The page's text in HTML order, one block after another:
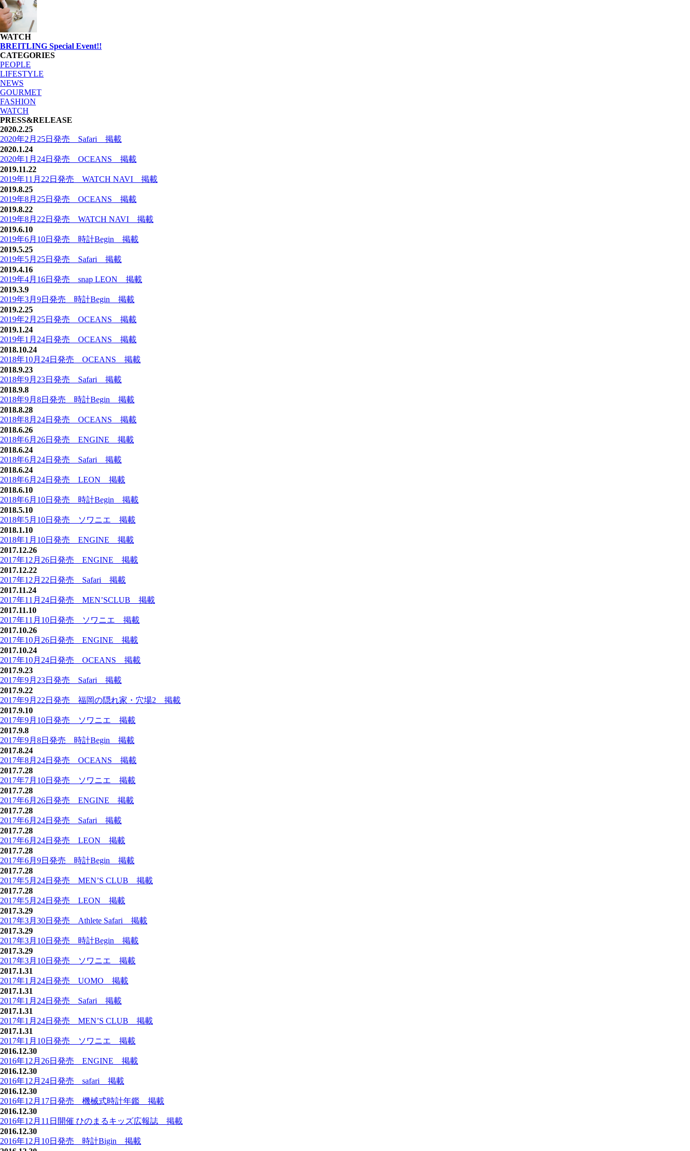
WATCH
BREITLING Special Event!!
CATEGORIES
PEOPLE
LIFESTYLE
NEWS
GOURMET
FASHION
WATCH
PRESS&RELEASE
2020.2.25
2020年2月25日発売 Safari 掲載
2020.1.24
2020年1月24日発売 OCEANS 掲載
2019.11.22
2019年11月22日発売 WATCH NAVI 掲載
2019.8.25
2019年8月25日発売 OCEANS 掲載
2019.8.22
2019年8月22日発売 WATCH NAVI 掲載
2019.6.10
2019年6月10日発売 時計Begin 掲載
2019.5.25
2019年5月25日発売 Safari 掲載
2019.4.16
2019年4月16日発売 snap LEON 掲載
2019.3.9
2019年3月9日発売 時計Begin 掲載
2019.2.25
2019年2月25日発売 OCEANS 掲載
2019.1.24
2019年1月24日発売 OCEANS 掲載
2018.10.24
2018年10月24日発売 OCEANS 掲載
2018.9.23
2018年9月23日発売 Safari 掲載
2018.9.8
2018年9月8日発売 時計Begin 掲載
2018.8.28
2018年8月24日発売 OCEANS 掲載
2018.6.26
2018年6月26日発売 ENGINE 掲載
2018.6.24
2018年6月24日発売 Safari 掲載
2018.6.24
2018年6月24日発売 LEON 掲載
2018.6.10
2018年6月10日発売 時計Begin 掲載
2018.5.10
2018年5月10日発売 ソワニエ 掲載
2018.1.10
2018年1月10日発売 ENGINE 掲載
2017.12.26
2017年12月26日発売 ENGINE 掲載
2017.12.22
2017年12月22日発売 Safari 掲載
2017.11.24
2017年11月24日発売 MEN’SCLUB 掲載
2017.11.10
2017年11月10日発売 ソワニエ 掲載
2017.10.26
2017年10月26日発売 ENGINE 掲載
2017.10.24
2017年10月24日発売 OCEANS 掲載
2017.9.23
2017年9月23日発売 Safari 掲載
2017.9.22
2017年9月22日発売 福岡の隠れ家・穴場2 掲載
2017.9.10
2017年9月10日発売 ソワニエ 掲載
2017.9.8
2017年9月8日発売 時計Begin 掲載
2017.8.24
2017年8月24日発売 OCEANS 掲載
2017.7.28
2017年7月10日発売 ソワニエ 掲載
2017.7.28
2017年6月26日発売 ENGINE 掲載
2017.7.28
2017年6月24日発売 Safari 掲載
2017.7.28
2017年6月24日発売 LEON 掲載
2017.7.28
2017年6月9日発売 時計Begin 掲載
2017.7.28
2017年5月24日発売 MEN’S CLUB 掲載
2017.7.28
2017年5月24日発売 LEON 掲載
2017.3.29
2017年3月30日発売 Athlete Safari 掲載
2017.3.29
2017年3月10日発売 時計Begin 掲載
2017.3.29
2017年3月10日発売 ソワニエ 掲載
2017.1.31
2017年1月24日発売 UOMO 掲載
2017.1.31
2017年1月24日発売 Safari 掲載
2017.1.31
2017年1月24日発売 MEN’S CLUB 掲載
2017.1.31
2017年1月10日発売 ソワニエ 掲載
2016.12.30
2016年12月26日発売 ENGINE 掲載
2016.12.30
2016年12月24日発売 safari 掲載
2016.12.30
2016年12月17日発売 機械式時計年鑑 掲載
2016.12.30
2016年12月11日開催 ひのまるキッズ広報誌 掲載
2016.12.30
2016年12月10日発売 時計Bigin 掲載